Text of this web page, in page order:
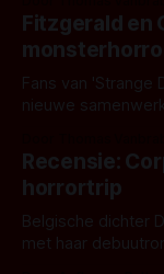
kille stijl vol
het het al
Fitzgerald en
Fans van 'Strange
nieuwe
'Skeletons', een
opnames zijn
Recensie:
horrortrip
Belgische dichter
met haar